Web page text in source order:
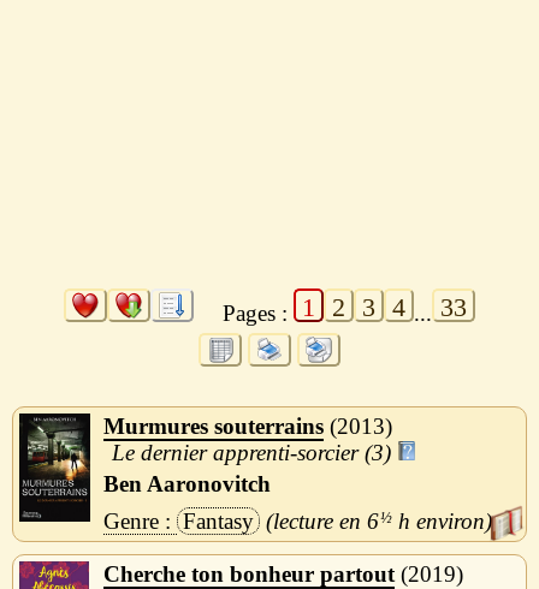
Pages : 1 2 3 4 ... 33
Murmures souterrains 2013
Le dernier apprenti-sorcier (3)
Ben Aaronovitch
Fantasy
6½ h
Cherche ton bonheur partout 2019